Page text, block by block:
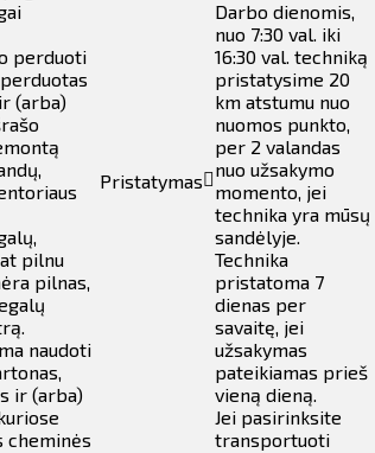
perduoti
(arba)
pilnu
pilnas,
naudoti
ir (arba)
cheminės
Pristatymas
Darbo dienomis,
nuo 7:30 val. iki
16:30 val. techniką
pristatysime 20
km atstumu nuo
nuomos punkto,
per 2 valandas
nuo užsakymo
momento, jei
technika yra mūsų
sandėlyje.
Technika
pristatoma 7
dienas per
savaitę, jei
užsakymas
pateikiamas prieš
vieną dieną.
Jei pasirinksite
transportuoti